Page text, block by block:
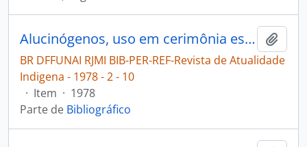
Alucinógenos, uso em cerimônia especiais [Revista de Atualidade Indigena]
BR DFFUNAI RJMI BIB-PER-REF-Revista de Atualidade
Indigena - 1978 - 2 - 10
· Item · 1978
Parte de Bibliográfico